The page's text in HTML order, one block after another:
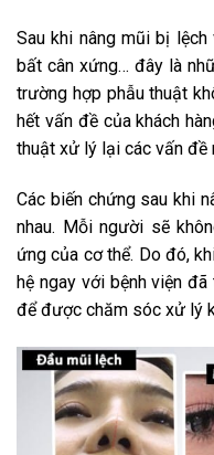
Sau khi nâng mũi bị
bất cân xứng… đây là
trường hợp phẫu thuật
hết vấn đề của khách
thuật xử lý lại các vấn đề
Các biến chứng sau khi
nhau. Mỗi người sẽ
ứng của cơ thể. Do đó,
hệ ngay với bệnh viện
để được chăm sóc xử lý